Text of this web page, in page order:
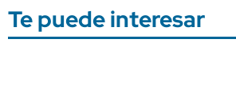
Te puede interesar